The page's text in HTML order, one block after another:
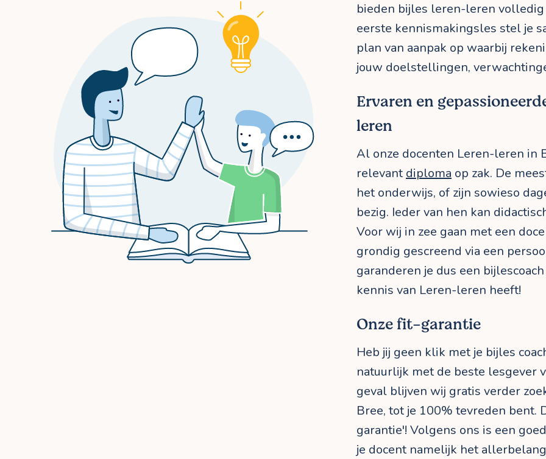
bieden bijles leren-leren volledig
eerste kennismakingsles stel je
plan van aanpak op waarbij
jouw doelstellingen,
Ervaren en
leren
Al onze docenten Leren-leren in
relevant diploma op zak. De
het onderwijs, of zijn sowieso
bezig. Ieder van hen kan
Voor wij in zee gaan met een
grondig gescreend via een
garanderen je dus een
kennis van Leren-leren heeft!
Onze fit-garantie
Heb jij geen klik met je bijles
natuurlijk met de beste lesgever
geval blijven wij gratis verder
Bree, tot je 100% tevreden bent.
garantie'! Volgens ons is een
je docent namelijk het